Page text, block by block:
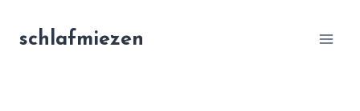
Inhaltschlafmiezen